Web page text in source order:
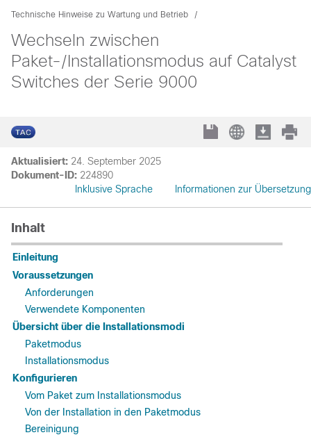
Technische Hinweise zu Wartung und Betrieb
Wechseln zwischen
Paket-/Installationsmodus auf Catalyst
Switches der Serie 9000
Aktualisiert: 24. September 2025
Dokument-ID: 224890
Inklusive Sprache
Informationen zur Übersetzung
Inhalt
Einleitung
Voraussetzungen
Anforderungen
Verwendete Komponenten
Übersicht über die Installationsmodi
Paketmodus
Installationsmodus
Konfigurieren
Vom Paket zum Installationsmodus
Von der Installation in den Paketmodus
Bereinigung